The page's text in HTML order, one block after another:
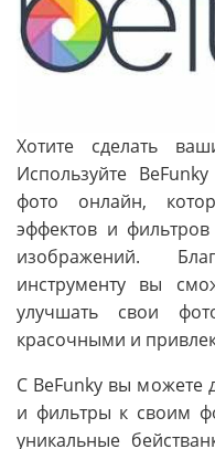
Хотите сделать
Используйте
фото онлайн,
эффектов и
изображений.
инструменту вы
улучшать свои
красочными и
С BeFunky вы можете
и фильтры к своим
уникальные